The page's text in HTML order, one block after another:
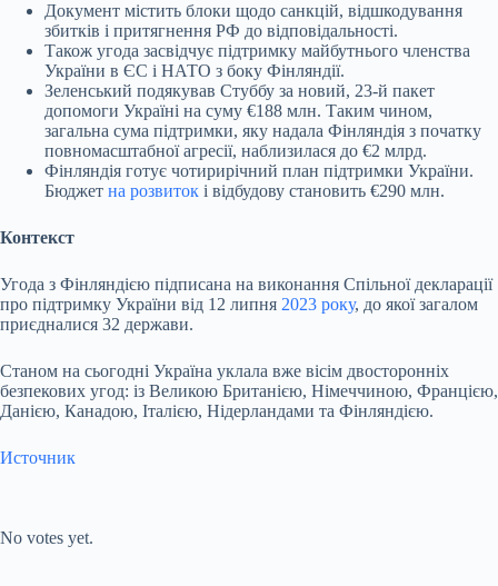
Документ містить блоки щодо санкцій, відшкодування
збитків і притягнення РФ до відповідальності.
Також угода засвідчує підтримку майбутнього членства
України в ЄС і НАТО з боку Фінляндії.
Зеленський подякував Стуббу за новий, 23-й пакет
допомоги Україні на суму €188 млн. Таким чином,
загальна сума підтримки, яку надала Фінляндія з початку
повномасштабної агресії, наблизилася до €2 млрд.
Фінляндія готує чотирирічний план підтримки України.
Бюджет на розвиток і відбудову становить €290 млн.
Контекст
Угода з Фінляндією підписана на виконання Спільної декларації
про підтримку України від 12 липня 2023 року, до якої загалом
приєдналися 32 держави.
Станом на сьогодні Україна уклала вже вісім двосторонніх
безпекових угод: із Великою Британією, Німеччиною, Францією,
Данією, Канадою, Італією, Нідерландами та Фінляндією.
Источник
No votes yet.